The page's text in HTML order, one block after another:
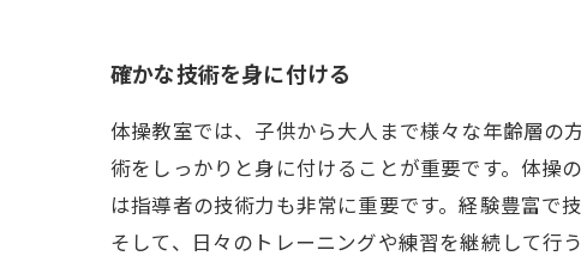
確かな技術を身に付ける
体操教室では、子供から大人まで様々な年齢層の
術をしっかりと身に付けることが重要です。体操
は指導者の技術力も非常に重要です。経験豊富で
そして、日々のトレーニングや練習を継続して行